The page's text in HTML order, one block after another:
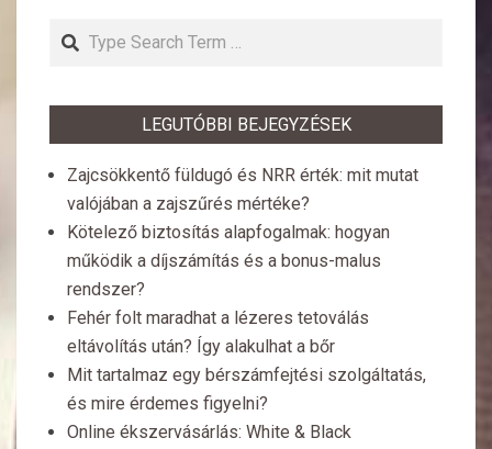
Search
LEGUTÓBBI BEJEGYZÉSEK
Zajcsökkentő füldugó és NRR érték: mit mutat
valójában a zajszűrés mértéke?
Kötelező biztosítás alapfogalmak: hogyan
működik a díjszámítás és a bonus-malus
rendszer?
Fehér folt maradhat a lézeres tetoválás
eltávolítás után? Így alakulhat a bőr
Mit tartalmaz egy bérszámfejtési szolgáltatás,
és mire érdemes figyelni?
Online ékszervásárlás: White & Black